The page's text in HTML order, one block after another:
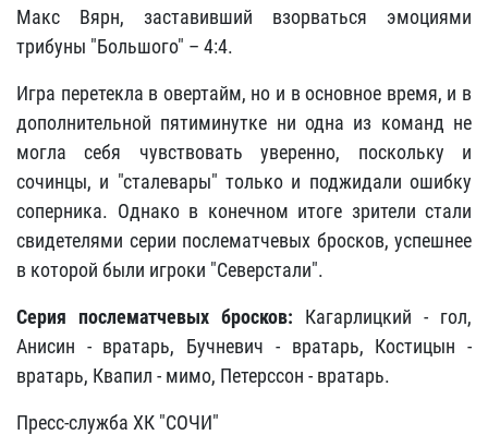
Макс Вярн, заставивший взорваться эмоциями
трибуны "Большого" – 4:4.
Игра перетекла в овертайм, но и в основное время, и в
дополнительной пятиминутке ни одна из команд не
могла себя чувствовать уверенно, поскольку и
сочинцы, и "сталевары" только и поджидали ошибку
соперника. Однако в конечном итоге зрители стали
свидетелями серии послематчевых бросков, успешнее
в которой были игроки "Северстали".
Серия послематчевых бросков: Кагарлицкий - гол,
Анисин - вратарь, Бучневич - вратарь, Костицын -
вратарь, Квапил - мимо, Петерссон - вратарь.
Пресс-служба ХК "СОЧИ"